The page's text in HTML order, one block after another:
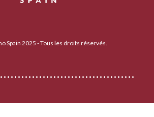
Spain 2025 - Tous les droits réservés.